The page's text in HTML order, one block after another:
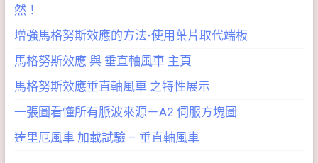
然！
增強馬格努斯效應的方法-使用葉片取代端板
馬格努斯效應 與 垂直軸風車 主頁
馬格努斯效應垂直軸風車 之特性展示
一張圖看懂所有脈波來源－A2 伺服方塊圖
達里厄風車 加載試驗 – 垂直軸風車